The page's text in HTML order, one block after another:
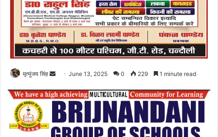
मृत्युंजय सिंह
Send
email
June 13, 2025 0 229 1 minute read